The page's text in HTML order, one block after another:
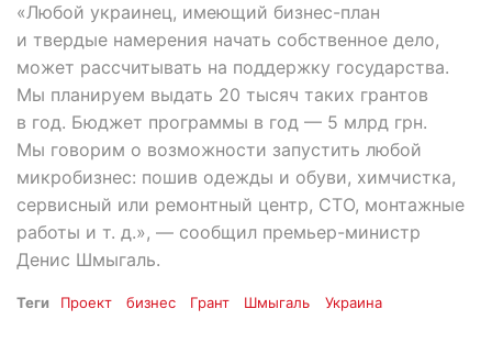
«Любой украинец, имеющий бизнес-план
и твердые намерения начать собственное дело,
может рассчитывать на поддержку государства.
Мы планируем выдать 20 тысяч таких грантов
в год. Бюджет программы в год — 5 млрд грн.
Мы говорим о возможности запустить любой
микробизнес: пошив одежды и обуви, химчистка,
сервисный или ремонтный центр, СТО, монтажные
работы и т. д.», — сообщил премьер-министр
Денис Шмыгаль.
Теги Проект бизнес Грант Шмыгаль Украина